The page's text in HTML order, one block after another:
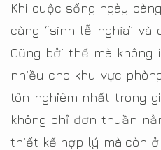
Khi cuộc sống ngày
càng “sinh lễ nghĩa”
Cũng bởi thế mà
nhiều cho khu vực
tôn nghiêm nhất trong
không chỉ đơn thuần
thiết kế hợp lý mà còn